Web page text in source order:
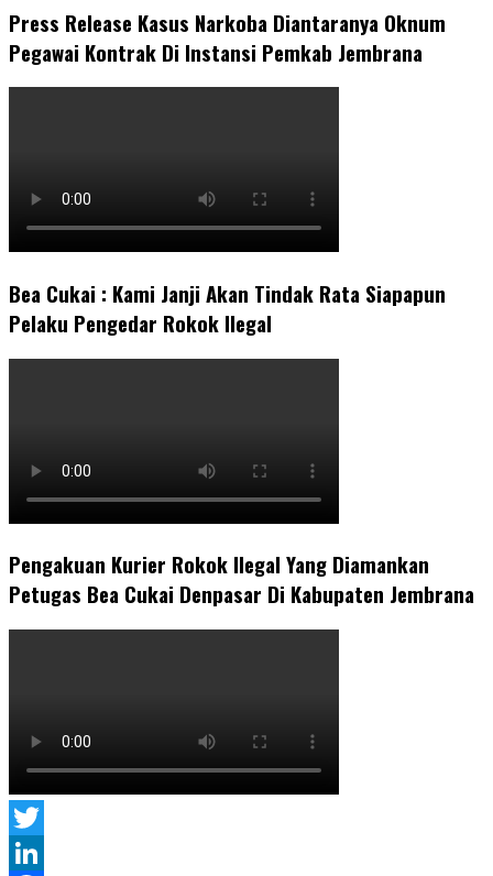
Press Release Kasus Narkoba Diantaranya Oknum
Pegawai Kontrak Di Instansi Pemkab Jembrana
Bea Cukai : Kami Janji Akan Tindak Rata Siapapun
Pelaku Pengedar Rokok Ilegal
Pengakuan Kurier Rokok Ilegal Yang Diamankan
Petugas Bea Cukai Denpasar Di Kabupaten Jembrana
Twitter